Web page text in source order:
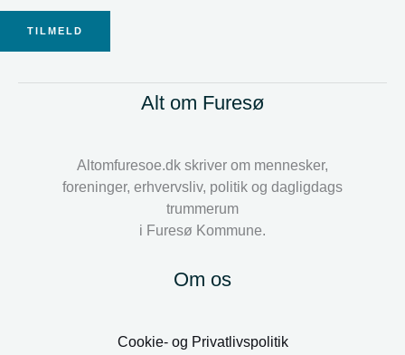
TILMELD
Alt om Furesø
Altomfuresoe.dk skriver om mennesker,
foreninger, erhvervsliv, politik og dagligdags
trummerum
i Furesø Kommune.
Om os
Cookie- og Privatlivspolitik